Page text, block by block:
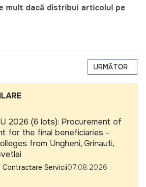
mult dacă distribui articolul pe
EXTENSION OF APPLICATION
ARTICOLUL
URMĂTOR
2026 (6 lots): Procurement of
for the final beneficiaries -
from Ungheni, Grinauti,
Contractare Servicii07.08.2026